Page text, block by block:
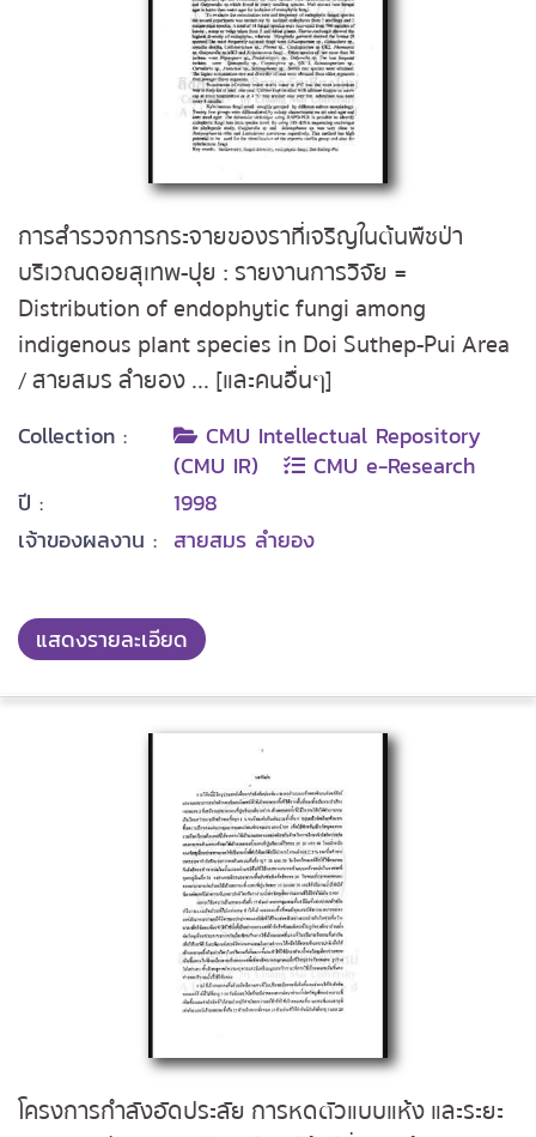
การสำรวจการกระจายของราที่เจริญในต้นพืชป่า
บริเวณดอยสุเทพ-ปุย : รายงานการวิจัย =
Distribution of endophytic fungi among
indigenous plant species in Doi Suthep-Pui Area
/ สายสมร ลำยอง ... [และคนอื่นๆ]
Collection :
CMU Intellectual Repository
(CMU IR)
CMU e-Research
ปี :
1998
เจ้าของผลงาน : สายสมร ลำยอง
แสดงรายละเอียด
โครงการกำลังอัดประลัย การหดตัวแบบแห้ง และระยะ